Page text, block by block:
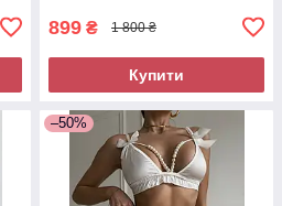
899 ₴ 1 800 ₴
Купити
–50%